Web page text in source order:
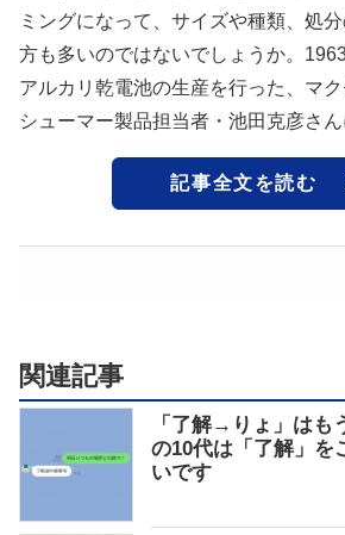
ミングになって、サイズや種類、処
方も多いのではないでしょうか。
アルカリ乾電池の生産を行った、マ
シューマー製品担当者・池田克彦さん
記事全文を読む
関連記事
「了解→りょ」は
の10代は「了解」を
いです